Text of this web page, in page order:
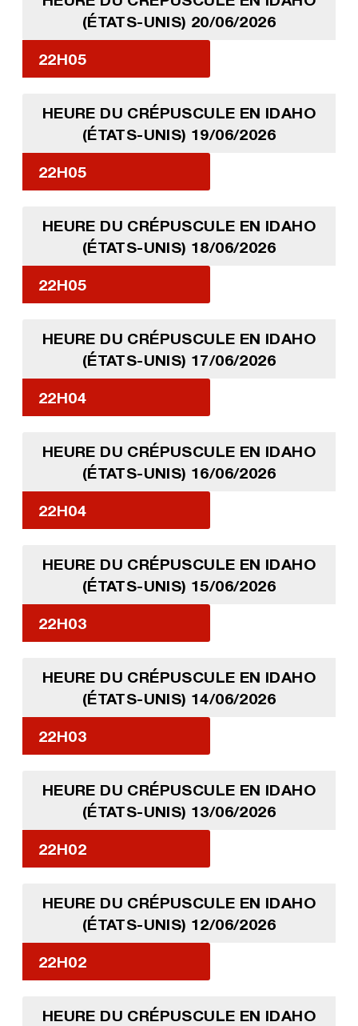
(ÉTATS-UNIS) 20/06/2026
22H05
HEURE DU CRÉPUSCULE EN IDAHO
(ÉTATS-UNIS) 19/06/2026
22H05
HEURE DU CRÉPUSCULE EN IDAHO
(ÉTATS-UNIS) 18/06/2026
22H05
HEURE DU CRÉPUSCULE EN IDAHO
(ÉTATS-UNIS) 17/06/2026
22H04
HEURE DU CRÉPUSCULE EN IDAHO
(ÉTATS-UNIS) 16/06/2026
22H04
HEURE DU CRÉPUSCULE EN IDAHO
(ÉTATS-UNIS) 15/06/2026
22H03
HEURE DU CRÉPUSCULE EN IDAHO
(ÉTATS-UNIS) 14/06/2026
22H03
HEURE DU CRÉPUSCULE EN IDAHO
(ÉTATS-UNIS) 13/06/2026
22H02
HEURE DU CRÉPUSCULE EN IDAHO
(ÉTATS-UNIS) 12/06/2026
22H02
HEURE DU CRÉPUSCULE EN IDAHO